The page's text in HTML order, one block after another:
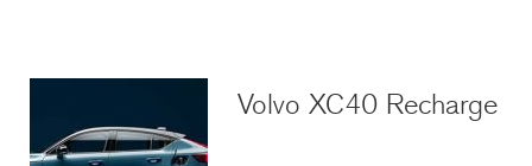
Volvo XC40 Recharge